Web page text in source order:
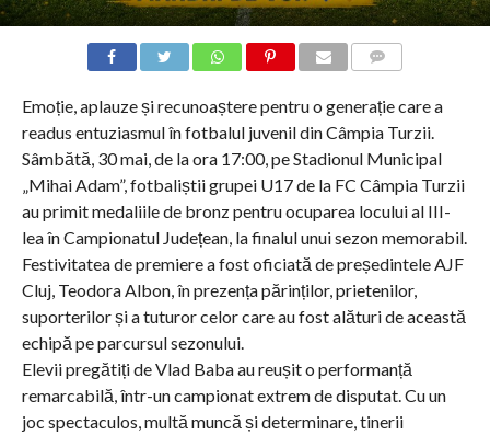
Emoție, aplauze și recunoaștere pentru o generație care a
readus entuziasmul în fotbalul juvenil din Câmpia Turzii.
Sâmbătă, 30 mai, de la ora 17:00, pe Stadionul Municipal
„Mihai Adam”, fotbaliștii grupei U17 de la FC Câmpia Turzii
au primit medaliile de bronz pentru ocuparea locului al III-
lea în Campionatul Județean, la finalul unui sezon memorabil.
Festivitatea de premiere a fost oficiată de președintele AJF
Cluj, Teodora Albon, în prezența părinților, prietenilor,
suporterilor și a tuturor celor care au fost alături de această
echipă pe parcursul sezonului.
Elevii pregătiți de Vlad Baba au reușit o performanță
remarcabilă, într-un campionat extrem de disputat. Cu un
joc spectaculos, multă muncă și determinare, tinerii